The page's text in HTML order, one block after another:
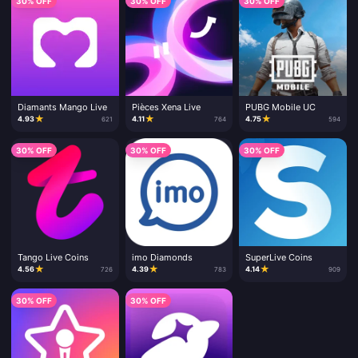
Diamants Mango Live
4.93★ 621
Pièces Xena Live
4.11★ 764
PUBG Mobile UC
4.75★ 594
30% OFF
Tango Live Coins
4.56★ 726
30% OFF
imo Diamonds
4.39★ 783
30% OFF
SuperLive Coins
4.14★ 909
30% OFF 30% OFF